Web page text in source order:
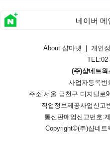
네이버 메
About 샵마넷 개인
(주)샵네트웍
사업자등록번
주소:서울 금천구 디지털로
직업정보제공사업신고
통신판매업신고번호:
Copyright©(주)샵네트